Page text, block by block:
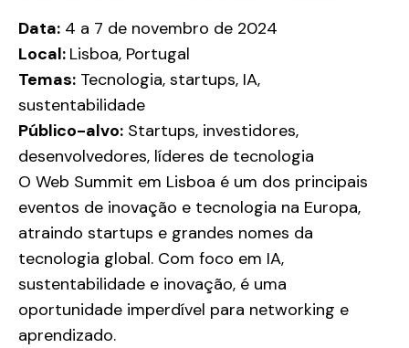
Data: 4 a 7 de novembro de 2024
Local: Lisboa, Portugal
Temas: Tecnologia, startups, IA,
sustentabilidade
Público-alvo: Startups, investidores,
desenvolvedores, líderes de tecnologia
O Web Summit em Lisboa é um dos principais
eventos de inovação e tecnologia na Europa,
atraindo startups e grandes nomes da
tecnologia global. Com foco em IA,
sustentabilidade e inovação, é uma
oportunidade imperdível para networking e
aprendizado.